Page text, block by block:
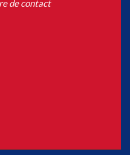
de contact